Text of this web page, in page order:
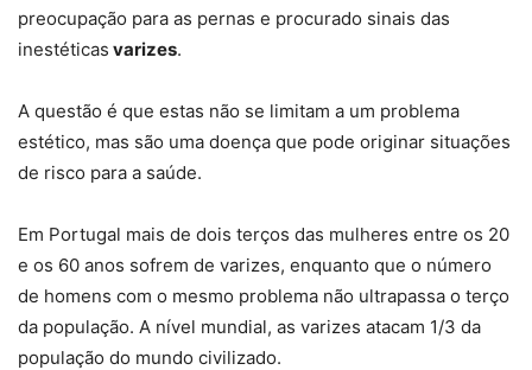
preocupação para as pernas e procurado sinais das
inestéticas varizes.
A questão é que estas não se limitam a um problema
estético, mas são uma doença que pode originar situações
de risco para a saúde.
Em Portugal mais de dois terços das mulheres entre os 20
e os 60 anos sofrem de varizes, enquanto que o número
de homens com o mesmo problema não ultrapassa o terço
da população. A nível mundial, as varizes atacam 1/3 da
população do mundo civilizado.